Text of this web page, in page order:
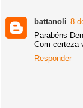
battanoli 8
Parabéns
Com certeza
Responder
Na sessão de
2025 e a
nominada.